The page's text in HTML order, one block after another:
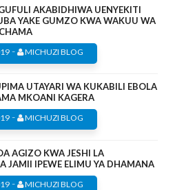
AKABIDHIWA UENYEKITI
YAKE GUMZO KWA WAKUU WA
- MICHUZI BLOG
UTAYARI WA KUKABILI EBOLA
MKOANI KAGERA
- MICHUZI BLOG
AGIZO KWA JESHI LA
JAMII IPEWE ELIMU YA DHAMANA
- MICHUZI BLOG